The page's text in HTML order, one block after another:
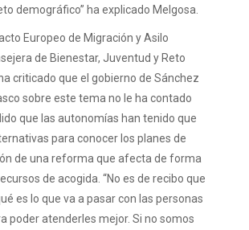
demográfico” ha explicado Melgosa.
Europeo de Migración y Asilo
de Bienestar, Juventud y Reto
criticado que el gobierno de Sánchez
sobre este tema no le ha contado
que las autonomías han tenido que
para conocer los planes de
de una reforma que afecta de forma
de acogida. “No es de recibo que
es lo que va a pasar con las personas
poder atenderles mejor. Si no somos